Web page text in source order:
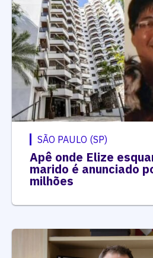
SÃO PAULO (SP)
Apê onde Elize
marido é anunciado
milhões